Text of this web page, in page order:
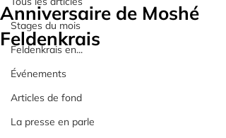
Stages du mois
Feldenkrais en...
Événements
Articles de fond
La presse en parle
Anniversaire de Moshé
Feldenkrais